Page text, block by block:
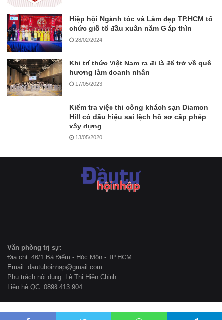
Hiệp hội Ngành tóc và Làm đẹp TP.HCM tổ
chức giỗ tổ đầu xuân năm Giáp thìn
28/02/2024
Khi trí thức Việt Nam ra đi là để trở về quê
hương làm doanh nhân
17/05/2023
Kiểm tra việc thi công khách sạn Diamon
Hill có dấu hiệu sai lệch hồ sơ cấp phép
xây dựng
13/05/2020
Văn phòng trị sự:
Địa chỉ: 46/1 Bà Điểm - Hóc Môn - TP.HCM
Email: dautuhoinhap@gmail.com
Phụ trách nội dung: Lê Thị Hiền Chinh
Liên hệ QC: 0898 413 904